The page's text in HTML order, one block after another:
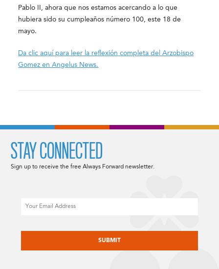
Pablo II, ahora que nos estamos acercando a lo que
hubiera sido su cumpleaños número 100, este 18 de
mayo.
Da clic aquí para leer la reflexión completa del Arzobispo
Gomez en Angelus News.
STAY CONNECTED
Sign up to receive the free Always Forward newsletter.